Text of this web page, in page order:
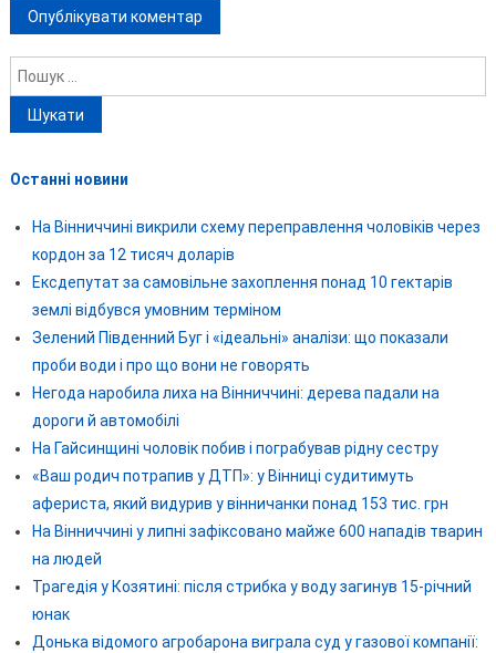
Пошук:
Останні новини
На Вінниччині викрили схему переправлення чоловіків через
кордон за 12 тисяч доларів
Ексдепутат за самовільне захоплення понад 10 гектарів
землі відбувся умовним терміном
Зелений Південний Буг і «ідеальні» аналізи: що показали
проби води і про що вони не говорять
Негода наробила лиха на Вінниччині: дерева падали на
дороги й автомобілі
На Гайсинщині чоловік побив і пограбував рідну сестру
«Ваш родич потрапив у ДТП»: у Вінниці судитимуть
афериста, який видурив у вінничанки понад 153 тис. грн
На Вінниччині у липні зафіксовано майже 600 нападів тварин
на людей
Трагедія у Козятині: після стрибка у воду загинув 15-річний
юнак
Донька відомого агробарона виграла суд у газової компанії: